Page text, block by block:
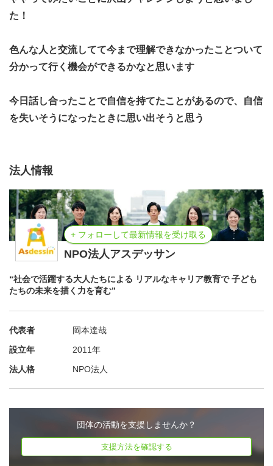
おり、「大人ってどうやって将来を決めていったんだろ
う？」という疑問を持っているみなさんにぜひ参加してほ
3名の大人が、高校→大学→社会人になるまでの進路選択
ストーリーを語ります！
います。
【イベント参加】
「15分×3セッション」で大人の進路選択ストーリーを聞
いてみよう。
【チェックアウト】
最後にちょっとだけ自分自身に問いかけてみよう。
大切なことの見つけ方がわかるかも？
※内容は予告なく変更する場合があります
▼よくある質問
・参加証は発行されますか？
くことでご送付いたします。
た！
色んな人と交流してて今まで理解できなかったことついて
分かって行く機会ができるかなと思います
今日話し合ったことで自信を持てたことがあるので、自信
を失いそうになったときに思い出そうと思う
法人情報
+ フォローして最新情報を受け取る
NPO法人アスデッサン
“社会で活躍する大人たちによる リアルなキャリア教育で 子ども
たちの未来を描く力を育む”
代表者
岡本達哉
設立年
2011年
法人格
NPO法人
団体の活動を支援しませんか？
支援方法を確認する